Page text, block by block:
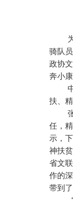
骑队
政协
奔小康
扶、
任，
示，
神扶
省文
作的
带到